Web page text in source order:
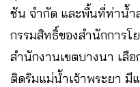
ชัน จำกัด และพื้นที่ท่าน้ำ
กรรมสิทธิ์ของสำนักการ
สำนักงานเขตบางนา เลื
ติดริมแม่น้ำเจ้าพระยา มี